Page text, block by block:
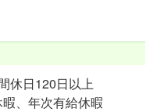
休⽇120⽇以上
、年次有給休暇